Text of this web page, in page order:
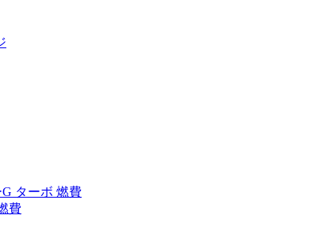
ターボ 燃費
費